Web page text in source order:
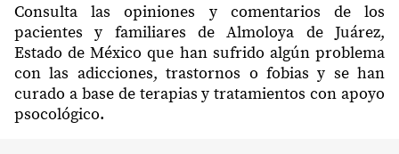
Consulta las opiniones y comentarios de los
pacientes y familiares de Almoloya de Juárez,
Estado de México que han sufrido algún problema
con las adicciones, trastornos o fobias y se han
curado a base de terapias y tratamientos con apoyo
psocológico.